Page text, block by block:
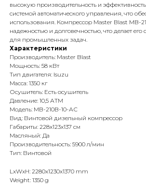
высокую производительность и
системой автоматического управления, что
использования. Компрессор Master Blast MB-
надежностью и долговечностью, что делает
для промышленных задач.
Характеристики
Производитель: Master Blast
Мощность: 58 кВт
Тип двигателя: Isuzu
Масса: 1350 кг
Осушитель: Есть осушитель
Давление: 10,5 АТМ
Модель: MB-210B-10-АС
Вид: Винтовой дизельный компрессор
Габариты: 228x123x137 см
Масляный: Да
Производительность: 5900 л/мин
Тип: Винтовой
LxWxH: 2280x1230x1370 mm
Weight: 1350 g